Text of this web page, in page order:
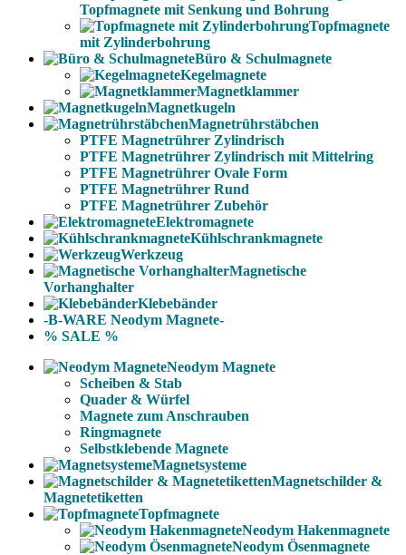
Topfmagnete mit Senkung und Bohrung
Topfmagnete
mit Zylinderbohrung
Büro & Schulmagnete
Kegelmagnete
Magnetklammer
Magnetkugeln
Magnetrührstäbchen
PTFE Magnetrührer Zylindrisch
PTFE Magnetrührer Zylindrisch mit Mittelring
PTFE Magnetrührer Ovale Form
PTFE Magnetrührer Rund
PTFE Magnetrührer Zubehör
Elektromagnete
Kühlschrankmagnete
Werkzeug
Magnetische
Vorhanghalter
Klebebänder
-B-WARE Neodym Magnete-
% SALE %
Neodym Magnete
Scheiben & Stab
Quader & Würfel
Magnete zum Anschrauben
Ringmagnete
Selbstklebende Magnete
Magnetsysteme
Magnetschilder &
Magnetetiketten
Topfmagnete
Neodym Hakenmagnete
Neodym Ösenmagnete